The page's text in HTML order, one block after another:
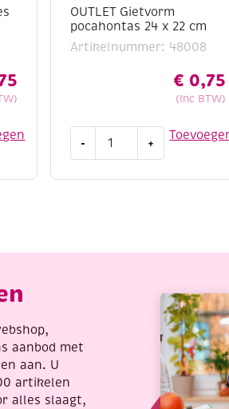
OUTLET Gietvorm
pocahontas 24 x 22 cm
Artikelnummer: 48008
€ 0,75
(Inc BTW)
-
Gietvorm
aantal
+
aanbod met
aan. U
artikelen
alles slaagt,